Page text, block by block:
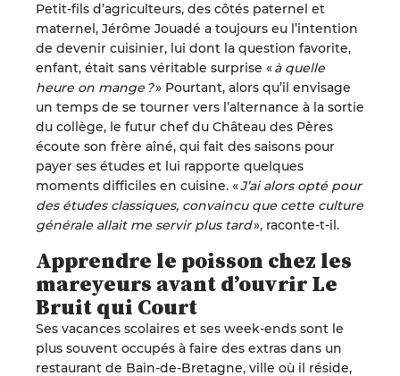
Petit-fils d’agriculteurs, des côtés paternel et
maternel, Jérôme Jouadé a toujours eu l’intention
de devenir cuisinier, lui dont la question favorite,
enfant, était sans véritable surprise «à quelle
heure on mange ?» Pourtant, alors qu’il envisage
un temps de se tourner vers l’alternance à la sortie
du collège, le futur chef du Château des Pères
écoute son frère aîné, qui fait des saisons pour
payer ses études et lui rapporte quelques
moments difficiles en cuisine. «J’ai alors opté pour
des études classiques, convaincu que cette culture
générale allait me servir plus tard», raconte-t-il.
Apprendre le poisson chez les
mareyeurs avant d’ouvrir Le
Bruit qui Court
Ses vacances scolaires et ses week-ends sont le
plus souvent occupés à faire des extras dans un
restaurant de Bain-de-Bretagne, ville où il réside,